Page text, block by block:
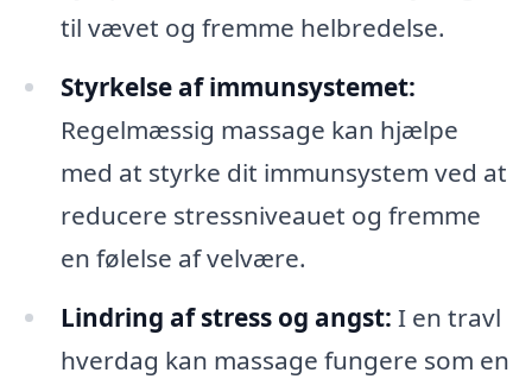
til vævet og fremme helbredelse.
Styrkelse af immunsystemet:
Regelmæssig massage kan hjælpe
med at styrke dit immunsystem ved at
reducere stressniveauet og fremme
en følelse af velvære.
Lindring af stress og angst: I en travl
hverdag kan massage fungere som en